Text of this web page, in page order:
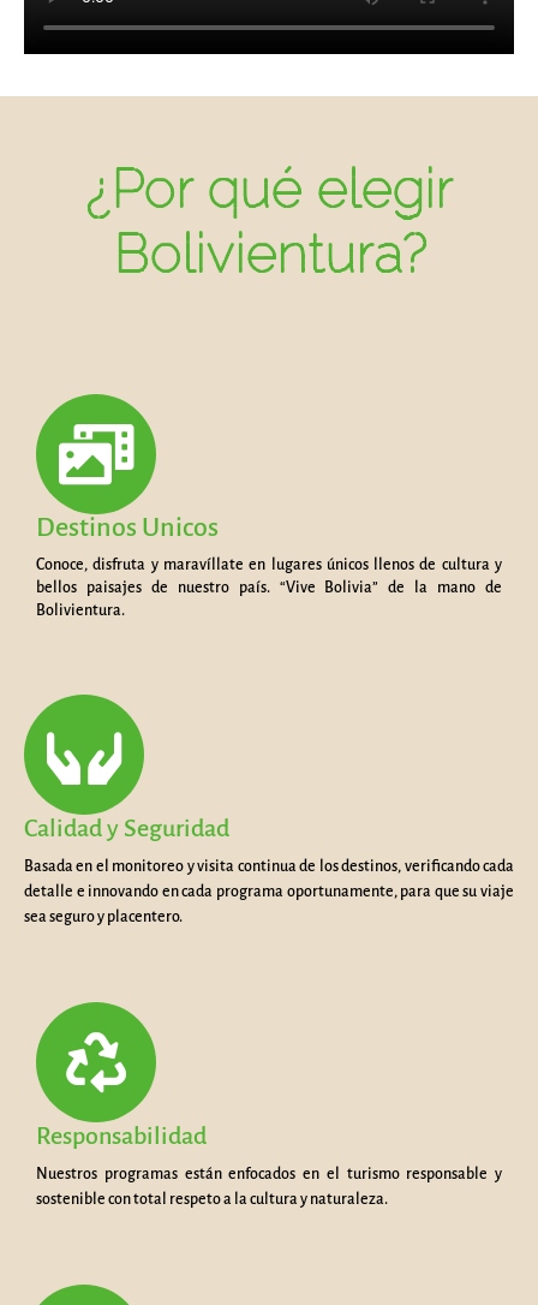
¿Por qué elegir
Bolivientura?
Destinos Unicos
Conoce, disfruta y maravíllate en lugares únicos llenos de cultura y
bellos paisajes de nuestro país. “Vive Bolivia” de la mano de
Bolivientura.
Calidad y Seguridad
Basada en el monitoreo y visita continua de los destinos, verificando cada
detalle e innovando en cada programa oportunamente, para que su viaje
sea seguro y placentero.
Responsabilidad
Nuestros programas están enfocados en el turismo responsable y
sostenible con total respeto a la cultura y naturaleza.